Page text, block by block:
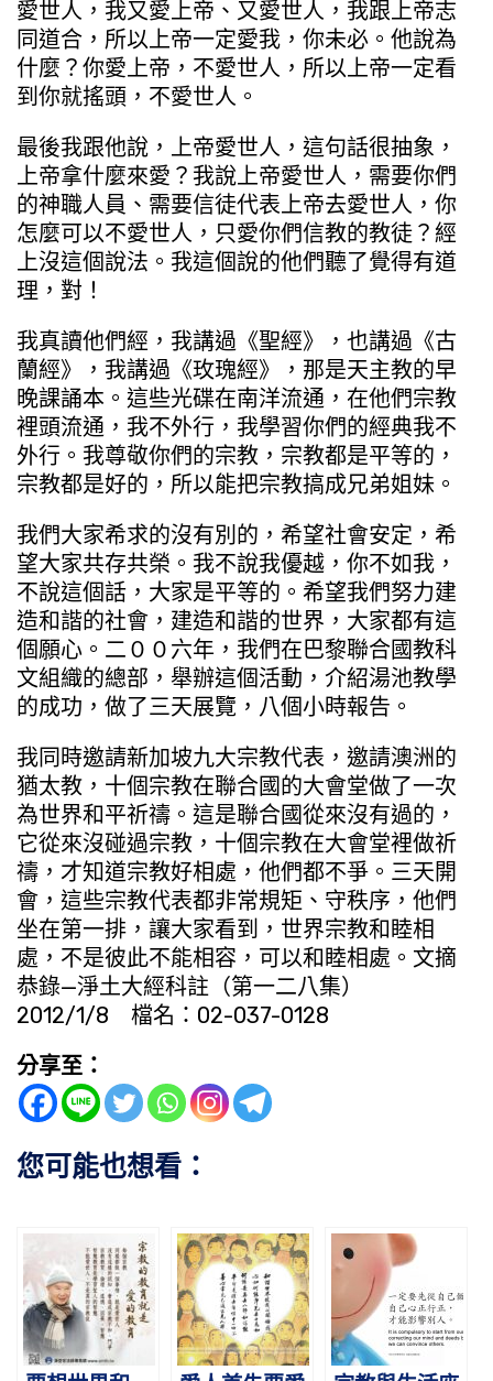
愛世人，我又愛上帝、又愛世人，我跟上帝志
同道合，所以上帝一定愛我，你未必。他說為
什麼？你愛上帝，不愛世人，所以上帝一定看
到你就搖頭，不愛世人。
最後我跟他說，上帝愛世人，這句話很抽象，
上帝拿什麼來愛？我說上帝愛世人，需要你們
的神職人員、需要信徒代表上帝去愛世人，你
怎麼可以不愛世人，只愛你們信教的教徒？經
上沒這個說法。我這個說的他們聽了覺得有道
理，對！
我真讀他們經，我講過《聖經》，也講過《古
蘭經》，我講過《玫瑰經》，那是天主教的早
晚課誦本。這些光碟在南洋流通，在他們宗教
裡頭流通，我不外行，我學習你們的經典我不
外行。我尊敬你們的宗教，宗教都是平等的，
宗教都是好的，所以能把宗教搞成兄弟姐妹。
我們大家希求的沒有別的，希望社會安定，希
望大家共存共榮。我不說我優越，你不如我，
不說這個話，大家是平等的。希望我們努力建
造和諧的社會，建造和諧的世界，大家都有這
個願心。二００六年，我們在巴黎聯合國教科
文組織的總部，舉辦這個活動，介紹湯池教學
的成功，做了三天展覽，八個小時報告。
我同時邀請新加坡九大宗教代表，邀請澳洲的
猶太教，十個宗教在聯合國的大會堂做了一次
為世界和平祈禱。這是聯合國從來沒有過的，
它從來沒碰過宗教，十個宗教在大會堂裡做祈
禱，才知道宗教好相處，他們都不爭。三天開
會，這些宗教代表都非常規矩、守秩序，他們
坐在第一排，讓大家看到，世界宗教和睦相
處，不是彼此不能相容，可以和睦相處。文摘
恭錄—淨土大經科註（第一二八集）
2012/1/8 檔名：02-037-0128
分享至：
您可能也想看：